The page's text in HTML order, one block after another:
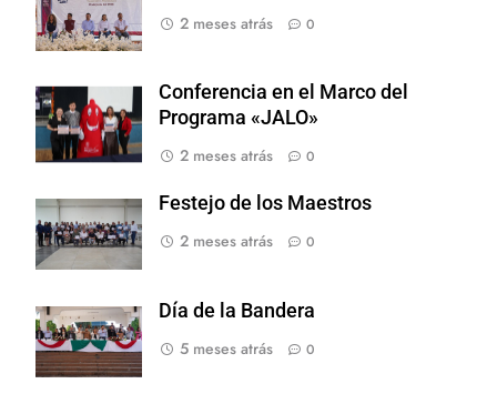
2 meses atrás
0
Conferencia en el Marco del
Programa «JALO»
2 meses atrás
0
Festejo de los Maestros
2 meses atrás
0
Día de la Bandera
5 meses atrás
0